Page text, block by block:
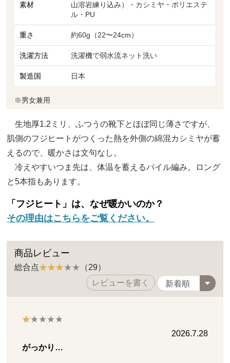
素材
山溶岩練り込み）・カシミヤ・ポリエステ
ル・PU
重さ 約60g（22〜24cm）
洗濯方法 洗濯機で弱水流ネット洗い
製造国 日本
※男女兼用
生地厚1.2ミリ、ふつうの靴下とほぼ同じ薄さですが、
肌側のフジヒートがつくった熱を外側の綿混カシミヤが蓄
えるので、暖かさは文句なし。
冷えやすいつま先は、体温を蓄えるパイル編み。ロング
と5本指もあります。
「フジヒート」は、なぜ暖かいのか？
その理由はこちらをご覧ください。
商品レビュー
総合点
（29）
レビューを書く
2026.7.28
がっかり…